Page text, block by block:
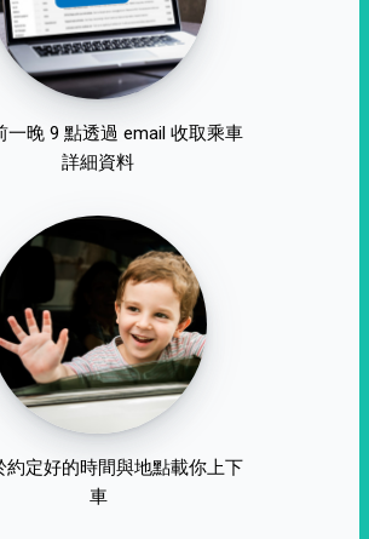
一晚 9 點透過 email 收取乘車
詳細資料
約定好的時間與地點載你上下
車